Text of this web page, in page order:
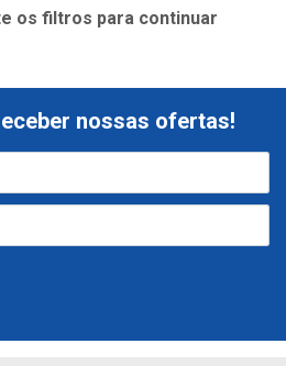
os filtros para continuar
nossas ofertas!